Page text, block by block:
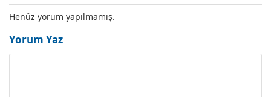
Henüz yorum yapılmamış.
Yorum Yaz